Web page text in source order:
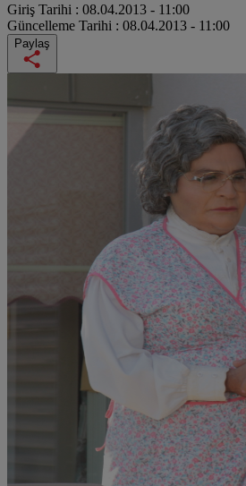
Giriş Tarihi : 08.04.2013 - 11:00
Güncelleme Tarihi : 08.04.2013 - 11:00
Paylaş